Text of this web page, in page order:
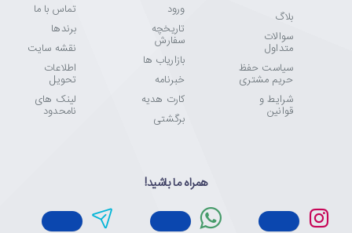
بلاگ
سوالات
متداول
سیاست حفظ
حریم مشتری
شرایط و
قوانین
ورود
تاریخچه
سفارش
بازاریاب ها
خبرنامه
کارت هدیه
برگشتی
تماس با ما
برندها
نقشه سایت
اطلاعات
تحویل
لینک های
نامحدود
همراه ما باشید!